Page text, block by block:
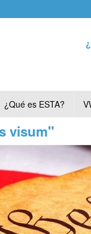
¿Qué es ESTA?
visum"